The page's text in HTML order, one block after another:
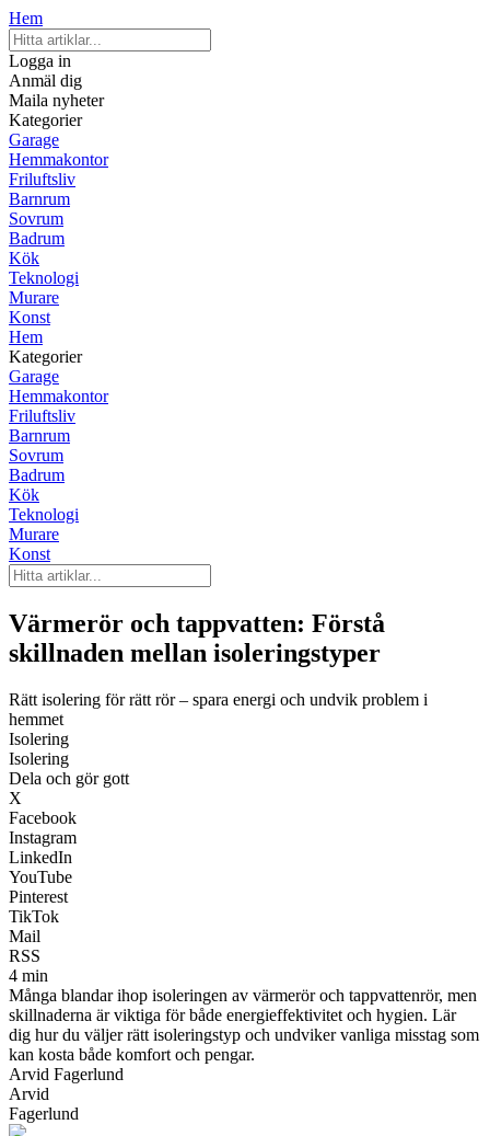
Hem
Logga in
Anmäl dig
Maila nyheter
Kategorier
Garage
Hemmakontor
Friluftsliv
Barnrum
Sovrum
Badrum
Kök
Teknologi
Murare
Konst
Hem
Kategorier
Garage
Hemmakontor
Friluftsliv
Barnrum
Sovrum
Badrum
Kök
Teknologi
Murare
Konst
Värmerör och tappvatten: Förstå
skillnaden mellan isoleringstyper
Rätt isolering för rätt rör – spara energi och undvik problem i
hemmet
Isolering
Isolering
Dela och gör gott
X
Facebook
Instagram
LinkedIn
YouTube
Pinterest
TikTok
Mail
RSS
4 min
Många blandar ihop isoleringen av värmerör och tappvattenrör, men
skillnaderna är viktiga för både energieffektivitet och hygien. Lär
dig hur du väljer rätt isoleringstyp och undviker vanliga misstag som
kan kosta både komfort och pengar.
Arvid Fagerlund
Arvid
Fagerlund